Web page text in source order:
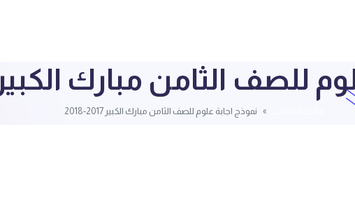
الثامن مبارك الكبير 2017-2018
نموذج اجابة علوم للصف الثامن مبارك الكبير 2017-2018